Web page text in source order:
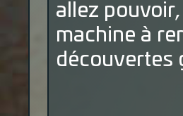
allez
machine à
découvertes